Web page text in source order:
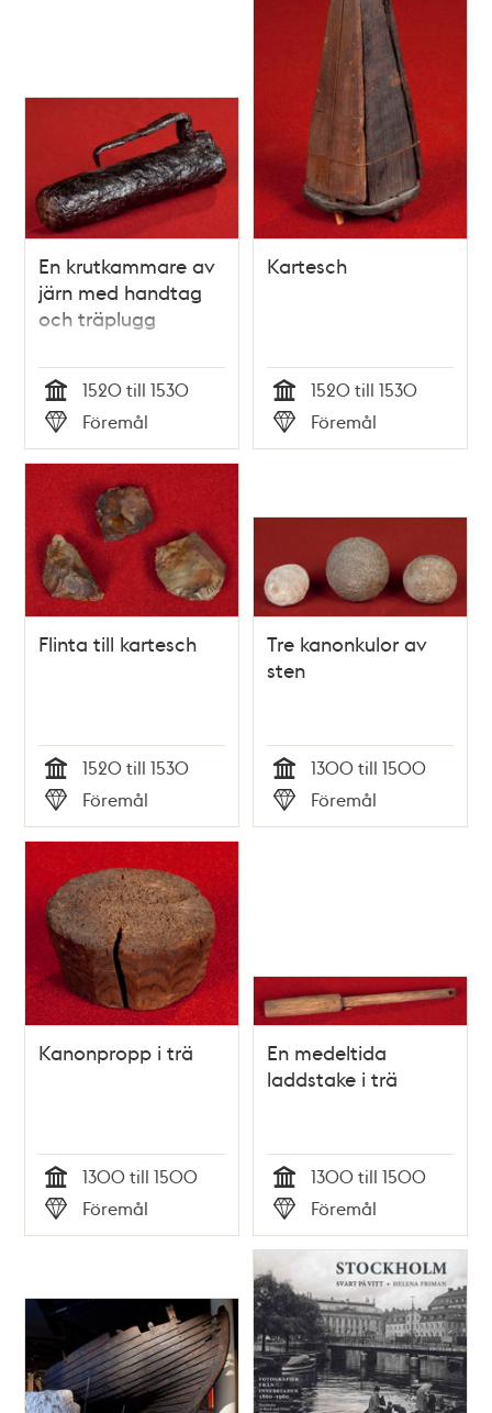
En krutkammare av
järn med handtag
och träplugg
Tid
1520 till 1530
Typ
Föremål
Kartesch
Tid
1520 till 1530
Typ
Föremål
Flinta till kartesch
Tid
1520 till 1530
Typ
Föremål
Tre kanonkulor av
sten
Tid
1300 till 1500
Typ
Föremål
Kanonpropp i trä
Tid
1300 till 1500
Typ
Föremål
En medeltida
laddstake i trä
Tid
1300 till 1500
Typ
Föremål